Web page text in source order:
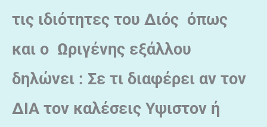
τις ιδιότητες του Διός όπως
και ο Ωριγένης εξάλλου
δηλώνει : Σε τι διαφέρει αν τον
ΔΙΑ τον καλέσεις Υψιστον ή